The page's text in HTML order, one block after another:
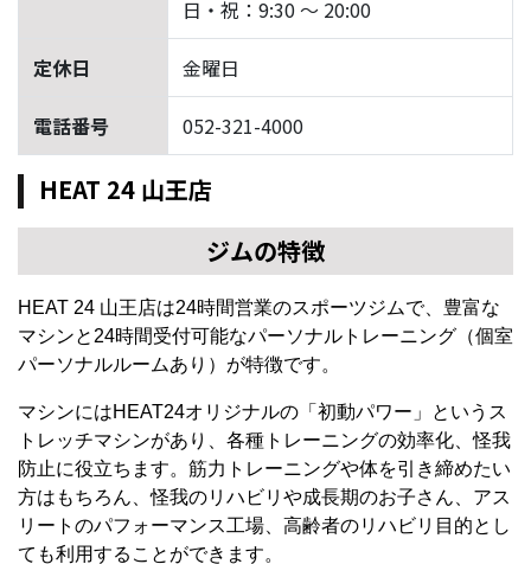
日・祝：9:30 ～ 20:00
定休日 金曜日
電話番号 052-321-4000
HEAT 24 山王店
ジムの特徴
HEAT 24 山王店は24時間営業のスポーツジムで、豊富な
マシンと24時間受付可能なパーソナルトレーニング（個室
パーソナルルームあり）が特徴です。
マシンにはHEAT24オリジナルの「初動パワー」というス
トレッチマシンがあり、各種トレーニングの効率化、怪我
防止に役立ちます。筋力トレーニングや体を引き締めたい
方はもちろん、怪我のリハビリや成長期のお子さん、アス
リートのパフォーマンス工場、高齢者のリハビリ目的とし
ても利用することができます。